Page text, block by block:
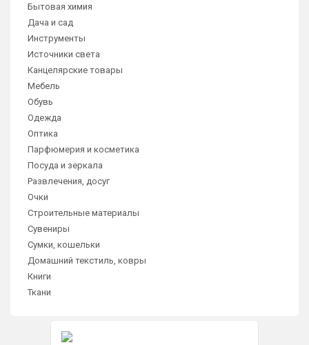
Бытовая химия
Дача и сад
Инструменты
Источники света
Канцелярские товары
Мебель
Обувь
Одежда
Оптика
Парфюмерия и косметика
Посуда и зеркала
Развлечения, досуг
Очки
Строительные материалы
Сувениры
Сумки, кошельки
Домашний текстиль, ковры
Книги
Ткани